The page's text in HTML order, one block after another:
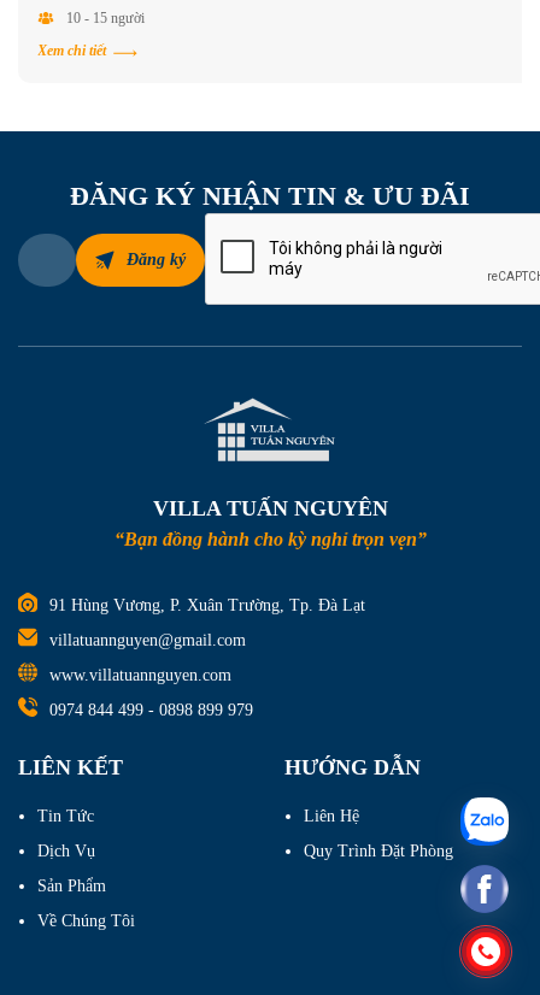
10 - 15 người
Xem chi tiết
ĐĂNG KÝ NHẬN TIN & ƯU ĐÃI
Đăng ký
VILLA TUẤN NGUYÊN
“Bạn đồng hành cho kỳ nghỉ trọn vẹn”
91 Hùng Vương, P. Xuân Trường, Tp. Đà Lạt
villatuannguyen@gmail.com
www.villatuannguyen.com
0974 844 499 - 0898 899 979
LIÊN KẾT
Tin Tức
Dịch Vụ
Sản Phẩm
Về Chúng Tôi
HƯỚNG DẪN
Liên Hệ
Quy Trình Đặt Phòng